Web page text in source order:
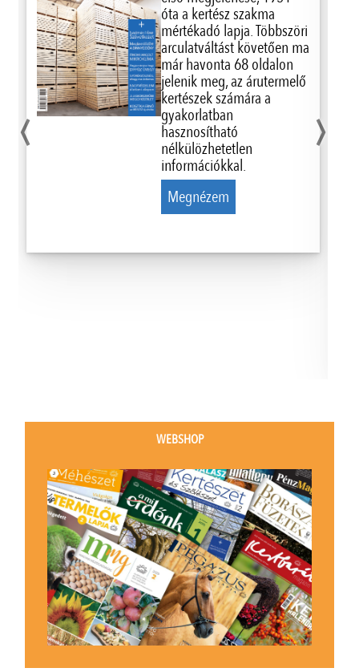
óta a kertész szakma
mértékadó lapja. Többszöri
arculatváltást követően ma
már havonta 68 oldalon
jelenik meg, az árutermelő
kertészek számára a
gyakorlatban
hasznosítható
nélkülözhetetlen
információkkal.
Megnézem
‹ ›
WEBSHOP